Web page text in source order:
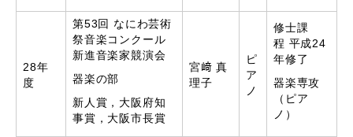
28年
度
第53回 なにわ芸術
祭音楽コンクール
新進音楽家競演会
器楽の部
新人賞，大阪府知
事賞，大阪市長賞
宮﨑 真
理子
ピ
ア
ノ
修士課
程 平成24
年修了
器楽専攻
（ピア
ノ）